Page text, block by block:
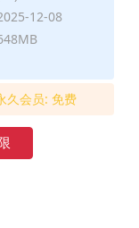
12-08
久会员: 免费